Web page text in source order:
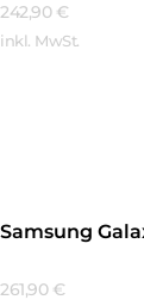
242,90 €
inkl. MwSt.
Samsung
261,90 €